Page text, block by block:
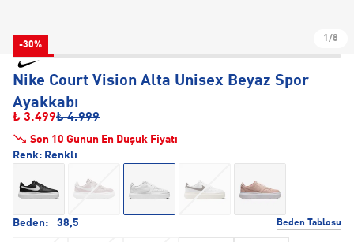
-30%
1/8
Nike Court Vision Alta Unisex Beyaz Spor
Ayakkabı
₺ 3.499₺ 4.999
Son 10 Günün En Düşük Fiyatı
Beden: 38,5 Beden Tablosu
Renk: Renkli